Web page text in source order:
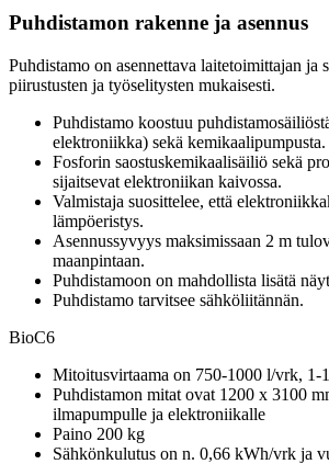
Puhdistamon rakenne ja asennus
Puhdistamo on asennettava laitetoimittajan ja
piirustusten ja työselitysten mukaisesti.
Puhdistamo koostuu
elektroniikka) sekä kemikaalipumpusta.
Fosforin saostuskemikaalisäiliö sekä
sijaitsevat elektroniikan kaivossa.
Valmistaja suosittelee, että
lämpöeristys.
Asennussyvyys maksimissaan 2 m
maanpintaan.
Puhdistamoon on mahdollista lisätä
Puhdistamo tarvitsee sähköliitännän.
BioC6
Mitoitusvirtaama on 750-1000 l/vrk, 1-
Puhdistamon mitat ovat 1200 x 3100
ilmapumpulle ja elektroniikalle
Paino 200 kg
Sähkönkulutus on n. 0,66 kWh/vrk ja